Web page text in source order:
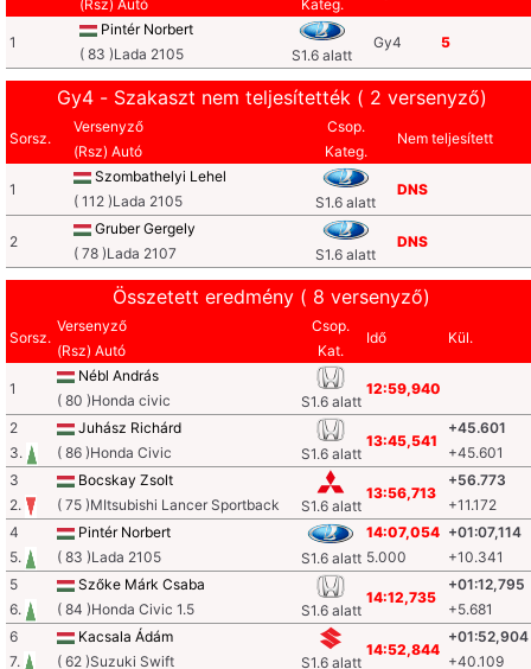
(Rsz) Autó
Kateg.
1
Pintér Norbert
( 83 )Lada 2105
S1.6 alatt
Gy4 5
Gy4 - Szakaszt nem teljesítették ( 2 versenyző)
Sorsz.
Versenyző
(Rsz) Autó
Csop.
Kateg.
Nem teljesített
1
Szombathelyi Lehel
( 112 )Lada 2105
S1.6 alatt
DNS
2
Gruber Gergely
( 78 )Lada 2107
S1.6 alatt
DNS
Összetett eredmény ( 8 versenyző)
Sorsz.
Versenyző
(Rsz) Autó
Csop.
Kat.
Idő Kül.
1
Nébl András
( 80 )Honda civic
S1.6 alatt
12:59,940
2
3.
Juhász Richárd
( 86 )Honda Civic
S1.6 alatt
13:45,541
+45.601
+45.601
3
2.
Bocskay Zsolt
( 75 )MItsubishi Lancer Sportback
S1.6 alatt
13:56,713
+56.773
+11.172
4
5.
Pintér Norbert
( 83 )Lada 2105
S1.6 alatt
14:07,054
5.000
+01:07,114
+10.341
5
6.
Szőke Márk Csaba
( 84 )Honda Civic 1.5
S1.6 alatt
14:12,735
+01:12,795
+5.681
6
7.
Kacsala Ádám
( 62 )Suzuki Swift
S1.6 alatt
14:52,844
+01:52,904
+40.109